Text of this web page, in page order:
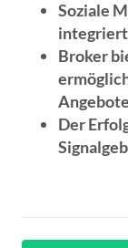
Soziale
Broker
Der